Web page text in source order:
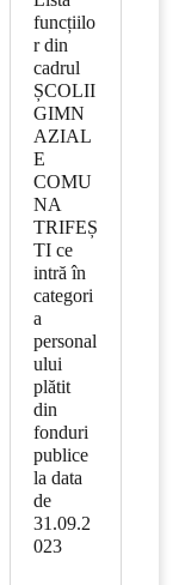
funcțiilo
r din
cadrul
ȘCOLII
GIMN
AZIAL
E
COMU
NA
TRIFEȘ
TI ce
intră în
categori
a
personal
ului
plătit
din
fonduri
publice
la data
de
31.09.2
023